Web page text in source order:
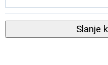
Slanje